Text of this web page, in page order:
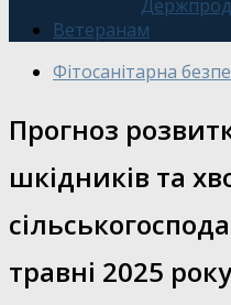
Ветеранам
Фітосанітарна
Прогноз
шкідників та
травні 2025 року